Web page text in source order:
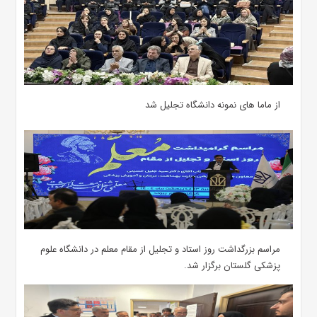
از ماما های نمونه دانشگاه تجلیل شد
مراسم بزرگداشت روز استاد و تجلیل از مقام معلم در دانشگاه علوم
پزشکی گلستان برگزار شد.‌